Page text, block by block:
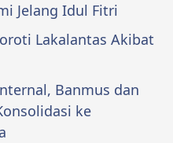
Jelang Idul Fitri
Lakalantas Akibat
Banmus dan
ke